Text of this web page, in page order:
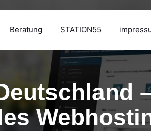
Beratung STATION55